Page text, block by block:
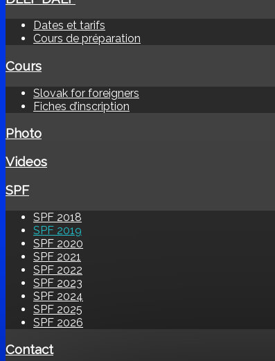
Dates et tarifs
Cours de préparation
Cours
Slovak for foreigners
Fiches d’inscription
Photo
Videos
SPF
SPF 2018
SPF 2019
SPF 2020
SPF 2021
SPF 2022
SPF 2023
SPF 2024
SPF 2025
SPF 2026
Contact